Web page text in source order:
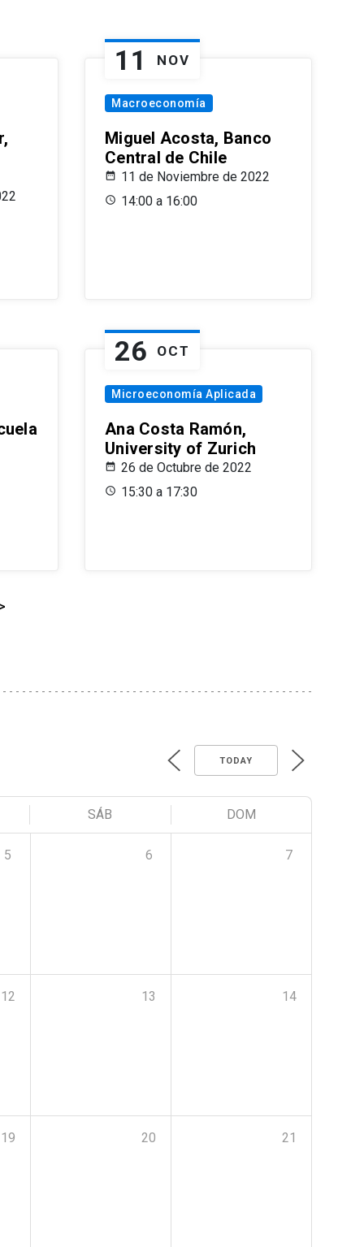
11 NOV
Macroeconomía
Miguel Acosta, Banco
Central de Chile
11 de Noviembre de 2022
14:00 a 16:00
26 OCT
Microeconomía Aplicada
Ana Costa Ramón,
University of Zurich
26 de Octubre de 2022
15:30 a 17:30
TODAY
SÁB DOM
5 6 7
12 13 14
19 20 21